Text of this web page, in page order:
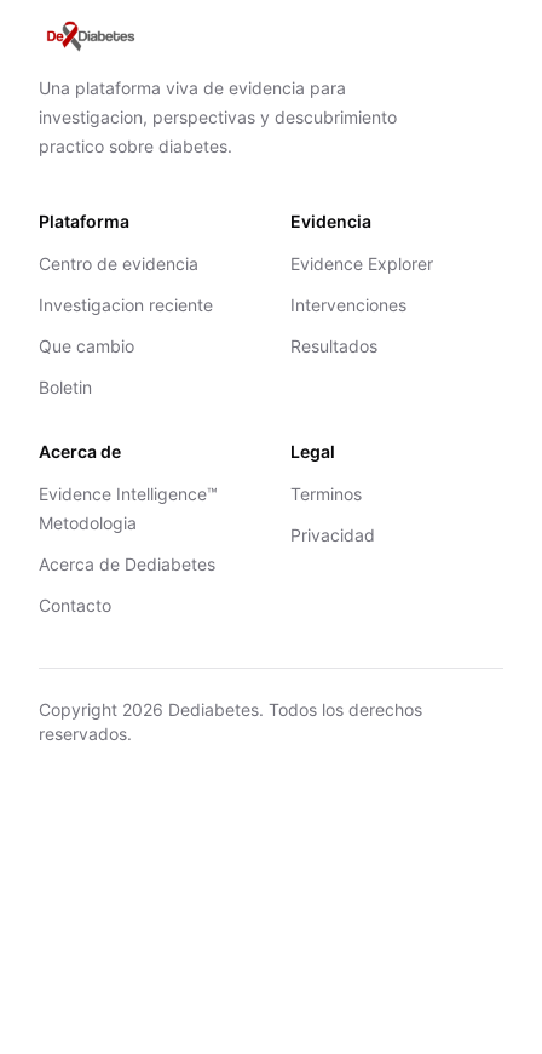
Una plataforma viva de evidencia para
investigacion, perspectivas y descubrimiento
practico sobre diabetes.
Plataforma
Centro de evidencia
Investigacion reciente
Que cambio
Boletin
Evidencia
Evidence Explorer
Intervenciones
Resultados
Acerca de
Evidence Intelligence™
Metodologia
Acerca de Dediabetes
Contacto
Legal
Terminos
Privacidad
Copyright 2026 Dediabetes. Todos los derechos
reservados.